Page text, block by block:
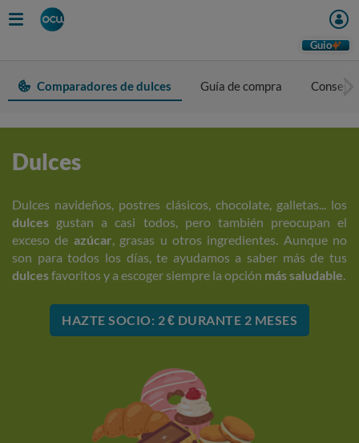
Guio
Comparadores de dulces Guía de compra
Dulces
Dulces navideños, postres clásicos, chocolate, galletas... los
dulces gustan a casi todos, pero también preocupan el
exceso de azúcar, grasas u otros ingredientes. Aunque no
son para todos los días, te ayudamos a saber más de tus
dulcesfavoritos y a escoger siempre la opción más saludable.
HAZTE SOCIO: 2 € DURANTE 2 MESES